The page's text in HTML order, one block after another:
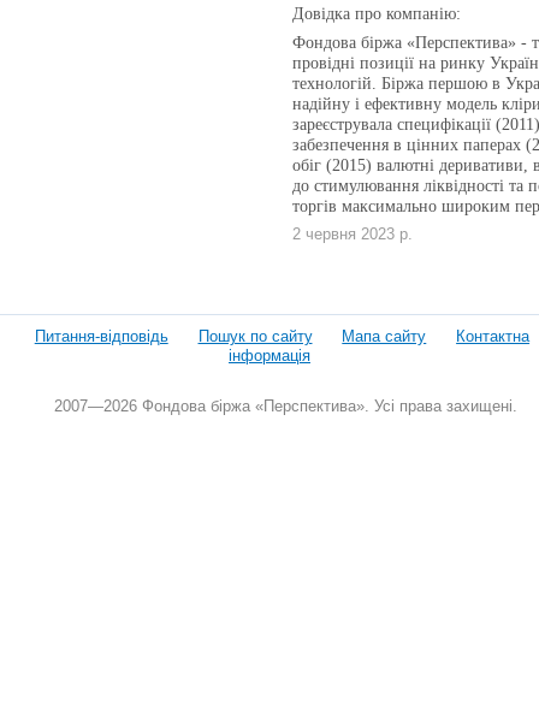
Довідка про компанію:
Фондова біржа «Перспектива» -
провідні позиції на ринку
технологій. Біржа першою в
надійну і ефективну модель
зареєструвала специфікації
забезпечення в цінних паперах
обіг (2015) валютні деривативи,
до стимулювання ліквідності та
торгів максимально широким
2 червня 2023 р.
Питання-відповідь Пошук по сайту Мапа сайту
Контактна
інформація
2007—2026 Фондова біржа «Перспектива». Усі права захищені.